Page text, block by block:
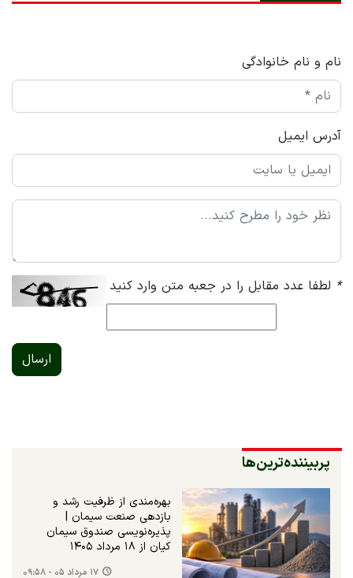
نام و نام خانوادگی
آدرس ایمیل
* لطفا عدد مقابل را در جعبه متن وارد کنید
ارسال
پربیننده‌ترین‌ها
بهره‌مندی از ظرفیت رشد و
بازدهی صنعت سیمان |
پذیره‌نویسی صندوق سیمان
کیان از ۱۸ مرداد ۱۴۰۵
۱۷ مرداد ۰۵ - ۰۹:۵۸